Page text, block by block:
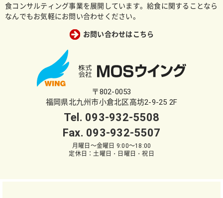
食コンサルティング事業を展開しています。給食に関することなら
なんでもお気軽にお問い合わせください。
お問い合わせはこちら
〒802-0053
福岡県北九州市小倉北区高坊2-9-25 2F
Tel. 093-932-5508
Fax. 093-932-5507
月曜日～金曜日 9:00～18:00
定休日：土曜日・日曜日・祝日